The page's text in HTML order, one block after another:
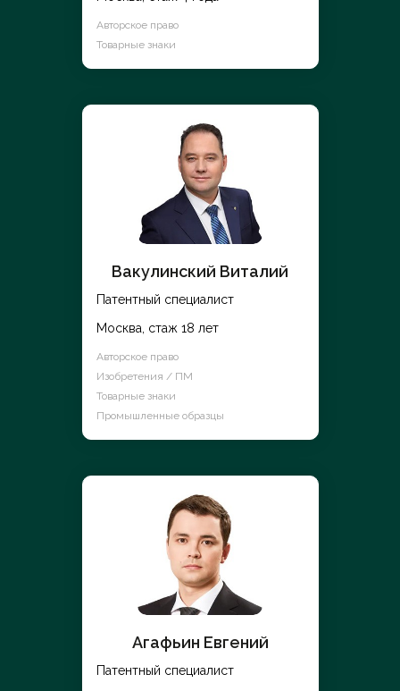
Авторское право
Товарные знаки
Вакулинский Виталий
Патентный специалист
Москва, стаж 18 лет
Авторское право
Изобретения / ПМ
Товарные знаки
Промышленные образцы
Агафьин Евгений
Патентный специалист